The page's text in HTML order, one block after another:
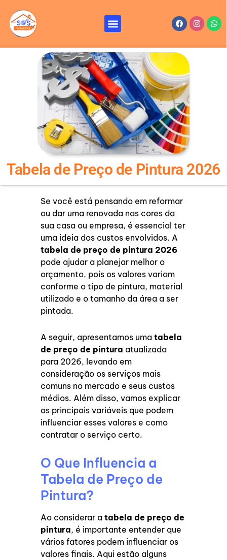
para
Menu Facebook
Tabela de Preço de Pintura 2026
Se você está pensando em reformar
ou dar uma renovada nas cores da
sua casa ou empresa, é essencial ter
uma ideia dos custos envolvidos. A
tabela de preço de pintura 2026
pode ajudar a planejar melhor o
orçamento, pois os valores variam
conforme o tipo de pintura, material
utilizado e o tamanho da área a ser
pintada.
A seguir, apresentamos umatabela
de preço de pintura atualizada
para 2026, levando em
consideração os serviços mais
comuns no mercado e seus custos
médios. Além disso, vamos explicar
as principais variáveis que podem
influenciar esses valores e como
contratar o serviço certo.
O Que Influencia a
Tabela de Preço de
Pintura?
Ao considerar atabela de preço de
pintura, é importante entender que
vários fatores podem influenciar os
valores finais. Aqui estão alguns